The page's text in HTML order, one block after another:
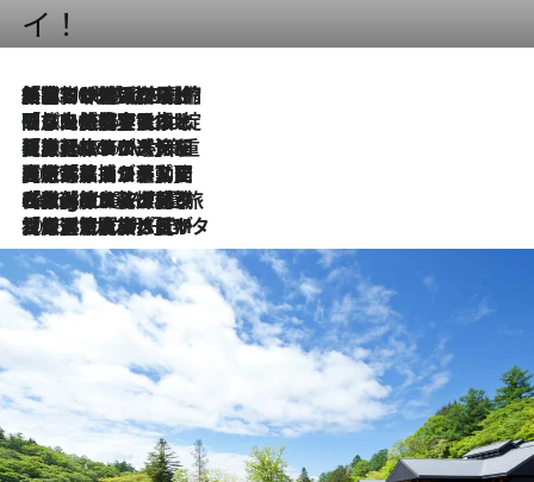
イ！
2026.8.6
「荷物が増えるほど旅ストレスは増す」美容ジャーナリストがたどり着いた最終結論。“化粧品を劇的に減らす”感動の凝縮美容とは
2026.8.6
「旅先には金髪ウィッグを持参」日本と同じメイクでは損してる!? 美容ジャーナリストが提案する“掟破りの旅美容”とは
2026.8.6
【厳選旅コスメ】「身軽さ＆UV対策重視！」ヘアアーティストshucoが選んだ夏旅ベストコスメを発表【Mサイズジップ】
2026.8.5
【厳選旅コスメ】国内をあちこち移動する河井菜摘が選んだ夏旅ベストコスメ発表！「リラックスアイテムはマスト」【Mサイズジップ】
2026.8.4
【厳選旅コスメ】「紫外線＆乾燥対策しながらメイク感も！」ヘア＆メイクGeorgeが選んだ夏旅ベストコスメを発表！【Mサイズジップ】
2026.8.3
【厳選旅コスメ】「保湿もタイパ重視！」“サウナ好き”タレント清水みさとが愛用する夏旅ベストコスメを発表！【Mサイズジップ】